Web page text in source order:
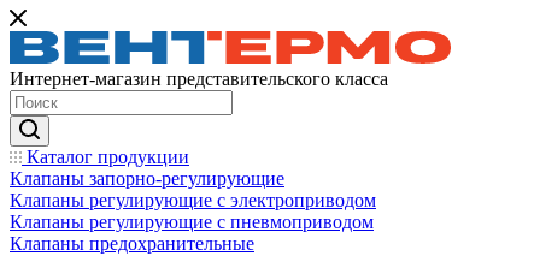
Интернет-магазин представительского класса
Каталог продукции
Клапаны запорно-регулирующие
Клапаны регулирующие с электроприводом
Клапаны регулирующие с пневмоприводом
Клапаны предохранительные